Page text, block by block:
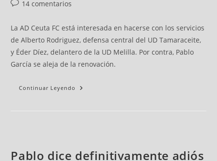
14 comentarios
La AD Ceuta FC está interesada en hacerse con los servicios
de Alberto Rodriguez, defensa central del UD Tamaraceite,
y Éder Díez, delantero de la UD Melilla. Por contra, Pablo
García se aleja de la renovación.
Continuar Leyendo
Pablo dice definitivamente adiós